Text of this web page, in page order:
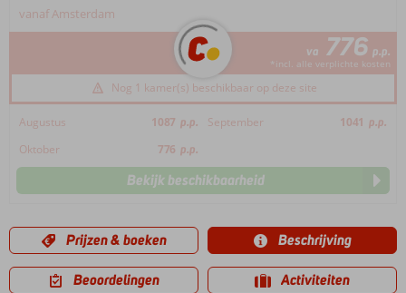
vanaf Amsterdam
va 776 p.p.
*incl. alle verplichte kosten
Nog 1 kamer(s) beschikbaar op deze site
Augustus 1087 p.p. September 1041 p.p.
Oktober
776 p.p.
Bekijk beschikbaarheid
Prijzen & boeken Beschrijving
Beoordelingen Activiteiten